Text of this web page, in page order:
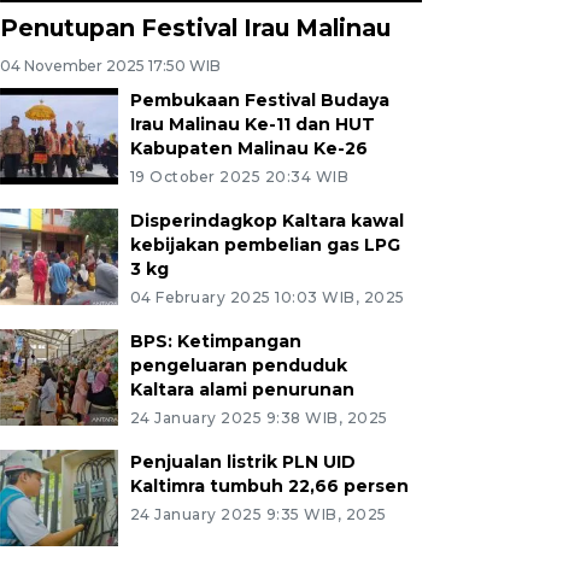
Penutupan Festival Irau Malinau
04 November 2025 17:50 WIB
Pembukaan Festival Budaya
Irau Malinau Ke-11 dan HUT
Kabupaten Malinau Ke-26
19 October 2025 20:34 WIB
Disperindagkop Kaltara kawal
kebijakan pembelian gas LPG
3 kg
04 February 2025 10:03 WIB, 2025
BPS: Ketimpangan
pengeluaran penduduk
Kaltara alami penurunan
24 January 2025 9:38 WIB, 2025
Penjualan listrik PLN UID
Kaltimra tumbuh 22,66 persen
24 January 2025 9:35 WIB, 2025